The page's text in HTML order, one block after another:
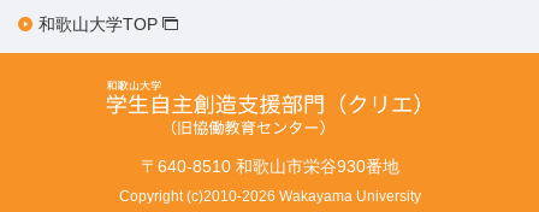
和歌山大学TOP
〒640-8510 和歌山市栄谷930番地
Copyright (c)2010-2026 Wakayama University